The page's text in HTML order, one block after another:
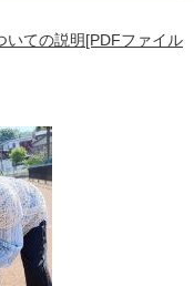
いての説明[PDFファイル